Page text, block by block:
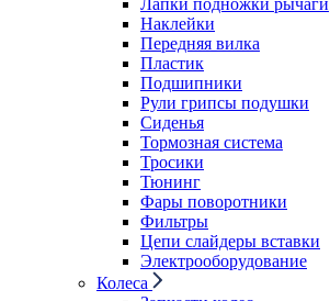
Лапки подножки рычаги
Наклейки
Передняя вилка
Пластик
Подшипники
Рули грипсы подушки
Сиденья
Тормозная система
Тросики
Тюнинг
Фары поворотники
Фильтры
Цепи слайдеры вставки
Электрооборудование
Колеса